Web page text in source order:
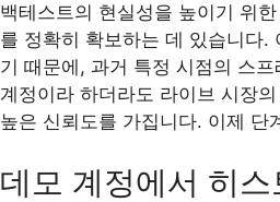
백테스트의 현실성을 높이기 위
를 정확히 확보하는 데 있습니다.
기 때문에, 과거 특정 시점의 스
계정이라 하더라도 라이브 시장
높은 신뢰도를 가집니다. 이제 단
데모 계정에서 히